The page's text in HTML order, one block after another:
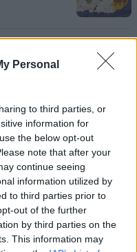
Personal
to third parties, or
information for
the below opt-out
note that after your
continue seeing
information utilized by
to third parties prior to
out of the further
by third parties on the
This information may